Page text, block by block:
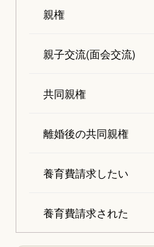
親権
親子交流(面会交流)
共同親権
離婚後の共同親権
養育費請求したい
養育費請求された